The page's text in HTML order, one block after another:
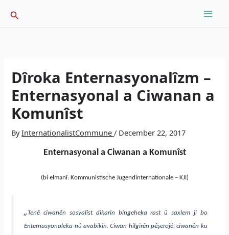
Search
Dîroka Enternasyonalîzm –
Enternasyonal a Ciwanan a
Komunîst
ByInternationalistCommune/ December 22, 2017
Enternasyonal a Ciwanan a Komunîst
(bi elmanî: Kommunistische Jugendinternationale – KJI)
„Tenê ciwanên sosyalîst dikarin bingeheka rast û saxlem ji bo
Enternasyonaleka nû avabikin. Ciwan hilgirên pêşerojê, ciwanên ku